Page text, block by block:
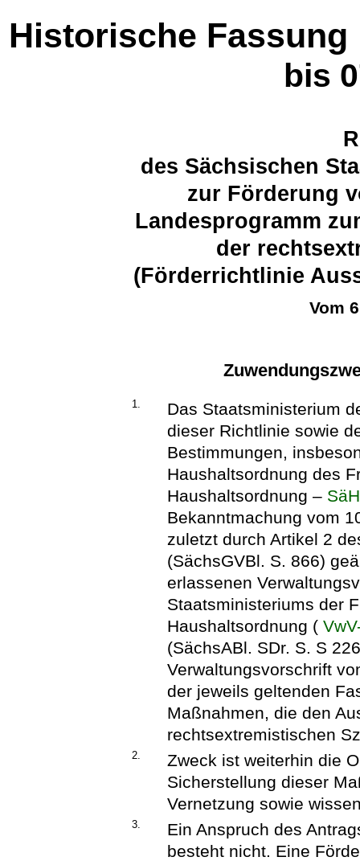
Historische Fassung
bis
des Sächsischen
zur Förderung
Landesprogramm
der
(Förderrichtlinie
Vom
1.
Das Staatsministerium
dieser Richtlinie sowie
Bestimmungen,
Haushaltsordnung des
Haushaltsordnung –
Bekanntmachung vom
zuletzt durch Artikel 2
(SächsGVBl. S. 866)
erlassenen
Staatsministeriums der
Haushaltsordnung (
(SächsABl. SDr. S. S
Verwaltungsvorschrift
der jeweils geltenden
Maßnahmen, die den
rechtsextremistischen
2.
Zweck ist weiterhin die
Sicherstellung dieser
Vernetzung sowie
3.
Ein Anspruch des
besteht nicht. Eine